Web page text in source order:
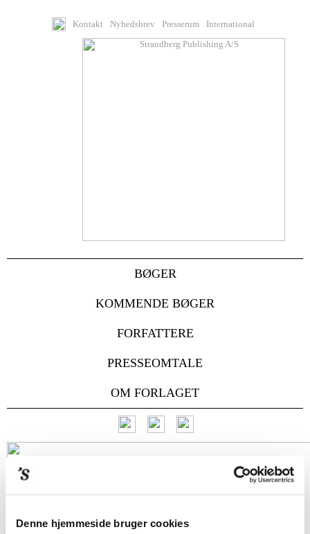
Denne hjemmeside bruger cookies
Kontakt Nyhedsbrev Presserum International
BØGER
KOMMENDE BØGER
FORFATTERE
PRESSEOMTALE
OM FORLAGET